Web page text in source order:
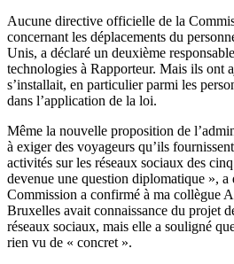
Aucune directive officielle de la
concernant les déplacements du
Unis, a déclaré un deuxième
technologies à Rapporteur. Mais ils ont
s’installait, en particulier parmi les
dans l’application de la loi.
Même la nouvelle proposition de
à exiger des voyageurs qu’ils
activités sur les réseaux sociaux des
devenue une question diplomatique », a
Commission a confirmé à ma collègue
Bruxelles avait connaissance du projet
réseaux sociaux, mais elle a souligné
rien vu de « concret ».